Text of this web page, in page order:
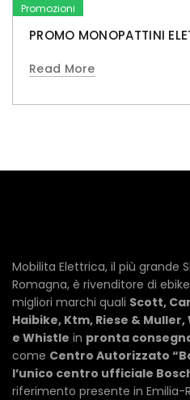
Promozioni
PROMO MONOPATTINI
Read More
Mobilita Elettrica, il più grande
Romagna, è rivenditore di
migliori marchi quali Scott,
Haibike, Ktm, Riese &
e Whistle in pronta
come Centro Autorizzato
l’unico centro ufficiale
riferimento presente in Emilia-